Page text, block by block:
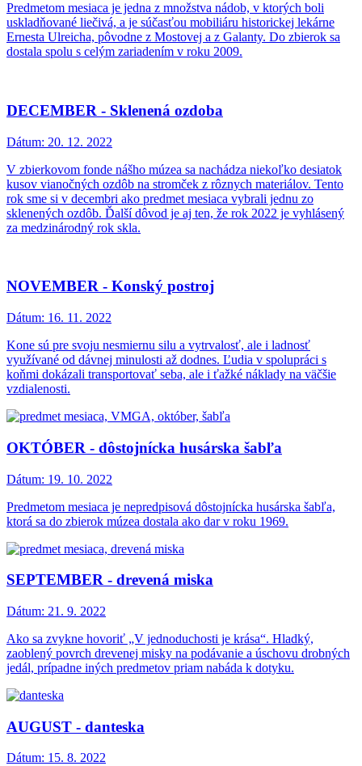
Predmetom mesiaca je jedna z množstva nádob, v ktorých boli
uskladňované liečivá, a je súčasťou mobiliáru historickej lekárne
Ernesta Ulreicha, pôvodne z Mostovej a z Galanty. Do zbierok sa
dostala spolu s celým zariadením v roku 2009.
DECEMBER - Sklenená ozdoba
Dátum: 20. 12. 2022
V zbierkovom fonde nášho múzea sa nachádza niekoľko desiatok
kusov vianočných ozdôb na stromček z rôznych materiálov. Tento
rok sme si v decembri ako predmet mesiaca vybrali jednu zo
sklenených ozdôb. Ďalší dôvod je aj ten, že rok 2022 je vyhlásený
za medzinárodný rok skla.
NOVEMBER - Konský postroj
Dátum: 16. 11. 2022
Kone sú pre svoju nesmiernu silu a vytrvalosť, ale i ladnosť
využívané od dávnej minulosti až dodnes. Ľudia v spolupráci s
koňmi dokázali transportovať seba, ale i ťažké náklady na väčšie
vzdialenosti.
OKTÓBER - dôstojnícka husárska šabľa
Dátum: 19. 10. 2022
Predmetom mesiaca je nepredpisová dôstojnícka husárska šabľa,
ktorá sa do zbierok múzea dostala ako dar v roku 1969.
SEPTEMBER - drevená miska
Dátum: 21. 9. 2022
Ako sa zvykne hovoriť „V jednoduchosti je krása“. Hladký,
zaoblený povrch drevenej misky na podávanie a úschovu drobných
jedál, prípadne iných predmetov priam nabáda k dotyku.
AUGUST - danteska
Dátum: 15. 8. 2022